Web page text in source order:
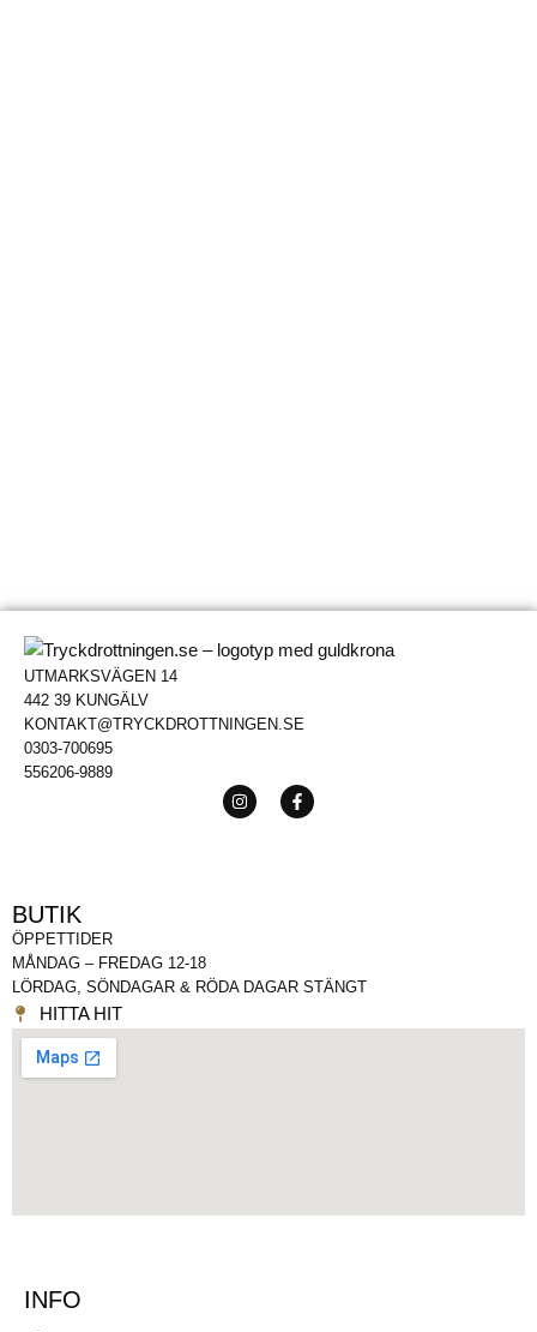
UTMARKSVÄGEN 14
442 39 KUNGÄLV
KONTAKT@TRYCKDROTTNINGEN.SE
0303-700695
556206-9889
BUTIK
ÖPPETTIDER
MÅNDAG – FREDAG 12-18
LÖRDAG, SÖNDAGAR & RÖDA DAGAR STÄNGT
HITTA HIT
INFO